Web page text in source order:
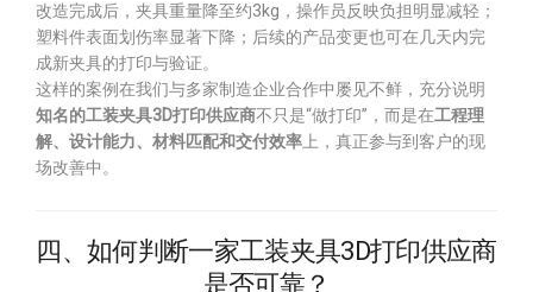
改造完成后，夹具重量降至约3kg，操作员反映负担明显减轻；
塑料件表面划伤率显著下降；后续的产品变更也可在几天内完
成新夹具的打印与验证。
这样的案例在我们与多家制造企业合作中屡见不鲜，充分说明
知名的工装夹具3D打印供应商不只是“做打印”，而是在工程理
解、设计能力、材料匹配和交付效率 上，真正参与到客户的现
场改善中。
四、如何判断一家工装夹具3D打印供应商
是否可靠？